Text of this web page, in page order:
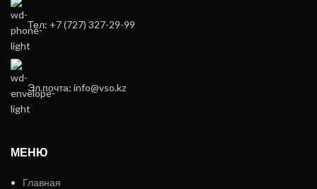
Тел: +7 (727) 327-29-99
Эл.почта: info@vso.kz
МЕНЮ
Главная